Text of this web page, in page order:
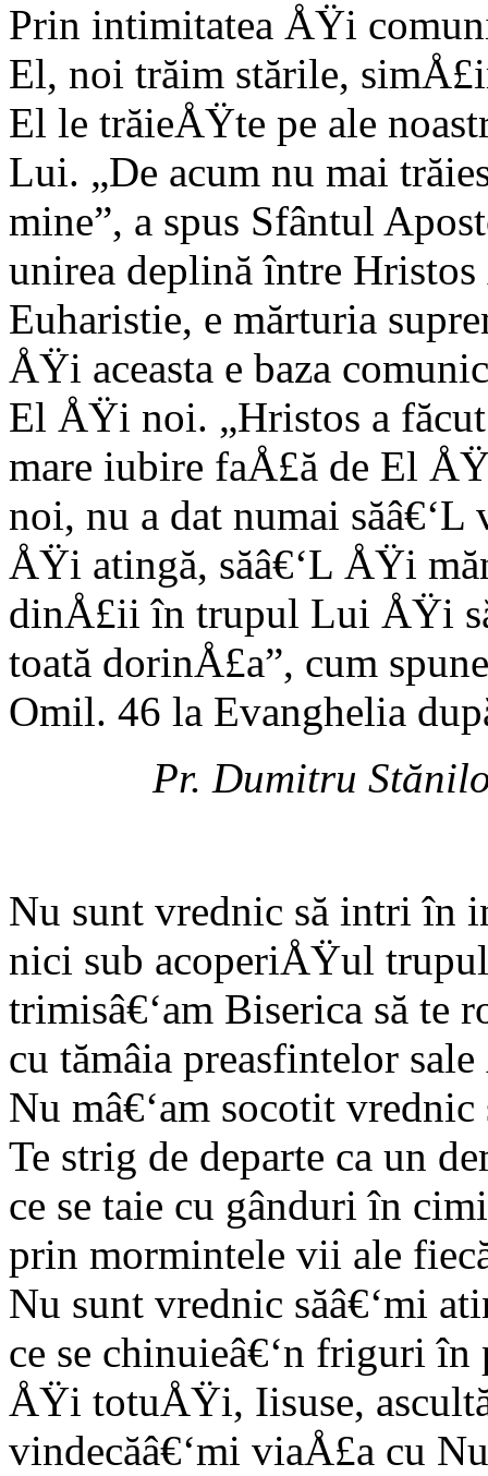
Prin intimitatea ÅŸi
El, noi trăim stările,
El le trăieÅŸte pe ale
Lui. „De acum nu mai
mine”, a spus Sfântul
unirea deplină între
Euharistie, e mărturia
ÅŸi aceasta e baza
El ÅŸi noi. „Hristos a făcut
mare iubire faÅ£ă de El
noi, nu a dat numai săâ€‘L
ÅŸi atingă, săâ€‘L ÅŸi
dinÅ£ii în trupul Lui ÅŸi
toată dorinÅ£a”, cum
Omil. 46 la Evanghelia
Pr. Dumitru
Nu sunt vrednic să intri în
nici sub acoperiÅŸul
trimisâ€‘am Biserica să te
cu tămâia preasfintelor
Nu mâ€‘am socotit
Te strig de departe ca un
ce se taie cu gânduri în
prin mormintele vii ale
Nu sunt vrednic săâ€‘mi
ce se chinuieâ€‘n friguri în
ÅŸi totuÅŸi, Iisuse,
vindecăâ€‘mi viaÅ£a cu